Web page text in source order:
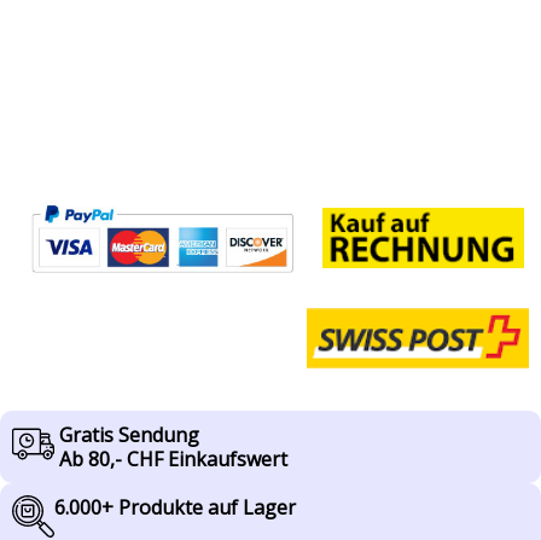
Gratis Sendung
Ab 80,- CHF Einkaufswert
6.000+ Produkte auf Lager